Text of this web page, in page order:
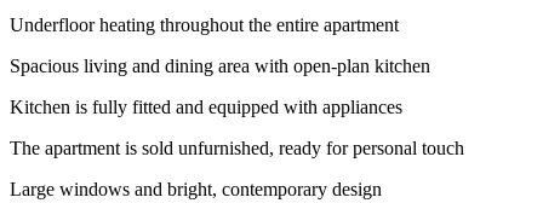
Underfloor heating throughout the entire apartment
Spacious living and dining area with open-plan kitchen
Kitchen is fully fitted and equipped with appliances
The apartment is sold unfurnished, ready for personal touch
Large windows and bright, contemporary design